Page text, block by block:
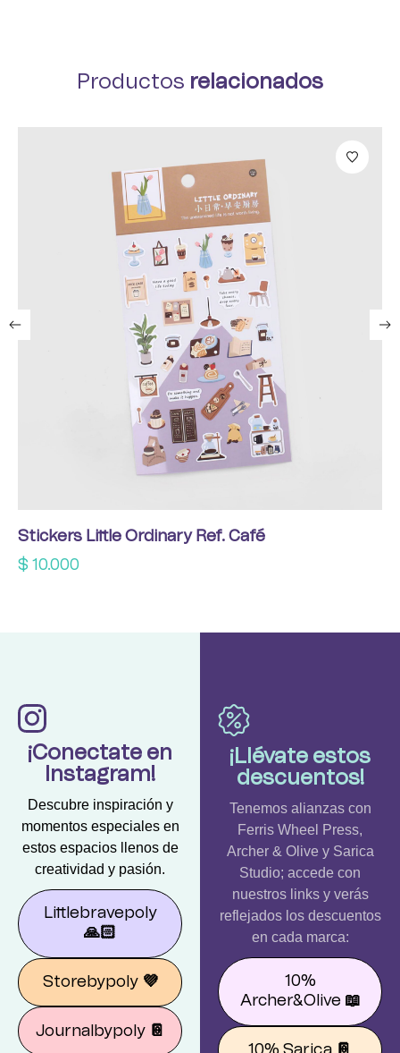
Productos relacionados
Stickers Little Ordinary Ref. Café
$ 10.000
¡Conectate en
Instagram!
Descubre inspiración y
momentos especiales en
estos espacios llenos de
creatividad y pasión.
Littlebravepoly
🙏🏻
Storebypoly 💜
Journalbypoly 📔
¡Llévate estos
descuentos!
Tenemos alianzas con
Ferris Wheel Press,
Archer & Olive y Sarica
Studio; accede con
nuestros links y verás
reflejados los descuentos
en cada marca:
10%
Archer&Olive 📖